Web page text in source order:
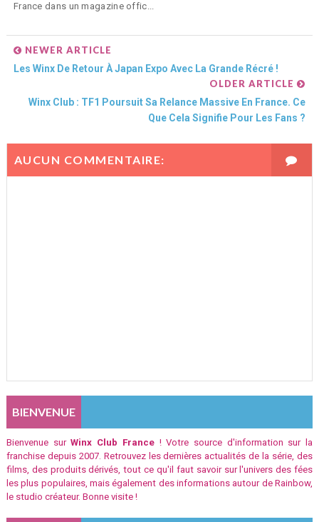
France dans un magazine offic...
NEWER ARTICLE
Les Winx De Retour À Japan Expo Avec La Grande Récré !
OLDER ARTICLE
Winx Club : TF1 Poursuit Sa Relance Massive En France. Ce
Que Cela Signifie Pour Les Fans ?
AUCUN COMMENTAIRE:
BIENVENUE
Bienvenue surWinx Club France! Votre source d'information sur la
franchise depuis 2007. Retrouvez les dernières actualités de la série, des
films, des produits dérivés, tout ce qu'il faut savoir sur l'univers des fées
les plus populaires, mais également des informations autour de Rainbow,
le studio créateur. Bonne visite !